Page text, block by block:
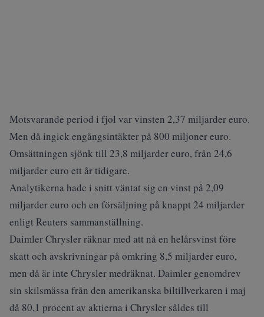
Motsvarande period i fjol var vinsten 2,37 miljarder euro.
Men då ingick engångsintäkter på 800 miljoner euro.
Omsättningen sjönk till 23,8 miljarder euro, från 24,6
miljarder euro ett år tidigare.
Analytikerna hade i snitt väntat sig en vinst på 2,09
miljarder euro och en försäljning på knappt 24 miljarder
enligt Reuters sammanställning.
Daimler Chrysler räknar med att nå en helårsvinst före
skatt och avskrivningar på omkring 8,5 miljarder euro,
men då är inte Chrysler medräknat. Daimler genomdrev
sin skilsmässa från den amerikanska biltillverkaren i maj
då 80,1 procent av aktierna i Chrysler såldes till